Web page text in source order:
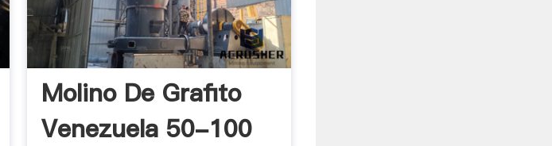
Molino De Grafito
Venezuela 50-100